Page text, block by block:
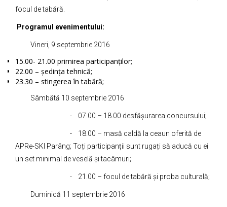
focul de tabără.
Programul evenimentului:
Vineri, 9 septembrie 2016
15.00- 21.00 primirea participanților;
22.00 – ședința tehnică;
23.30 – stingerea în tabără;
Sâmbătă 10 septembrie 2016
- 07.00 – 18.00 desfășurarea concursului;
- 18.00 – masă caldă la ceaun oferită de
APRe-SKI Parâng; Toți participanții sunt rugați să aducă cu ei
un set minimal de veselă și tacâmuri;
- 21.00 – focul de tabără și proba culturală;
Duminică 11 septembrie 2016